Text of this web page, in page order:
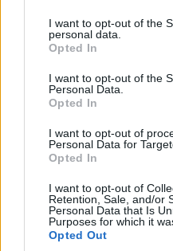
not limited to your visit or
grant or deny consent to
use your data for below
consent section.
I want to opt-out of the
personal data.
Opted In
I want to opt-out of the
Personal Data.
Opted In
I want to opt-out of
Personal Data for
Opted In
I want to opt-out of
Retention, Sale, and/or
Personal Data that Is
Purposes for which it
Opted Out
harmada sem rossz.
hangulatot és a
sztori, miszerint a
kiteregeti a titkaikat,
képmutatásukra. Nyilván
de egy ilyen közegben
elcsépeltnek. Bőven van
Makani kis csapatni
elvárásainak és
afroamerikai csaj,